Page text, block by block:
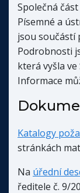
Společná
Písemné a
jsou součástí
Podrobnosti
která vyšla ve
Informace
Katalogy
stránkách
Na úřední
ředitele č. 9/